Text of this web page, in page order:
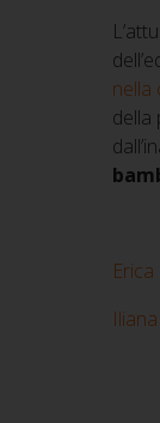
nella
della